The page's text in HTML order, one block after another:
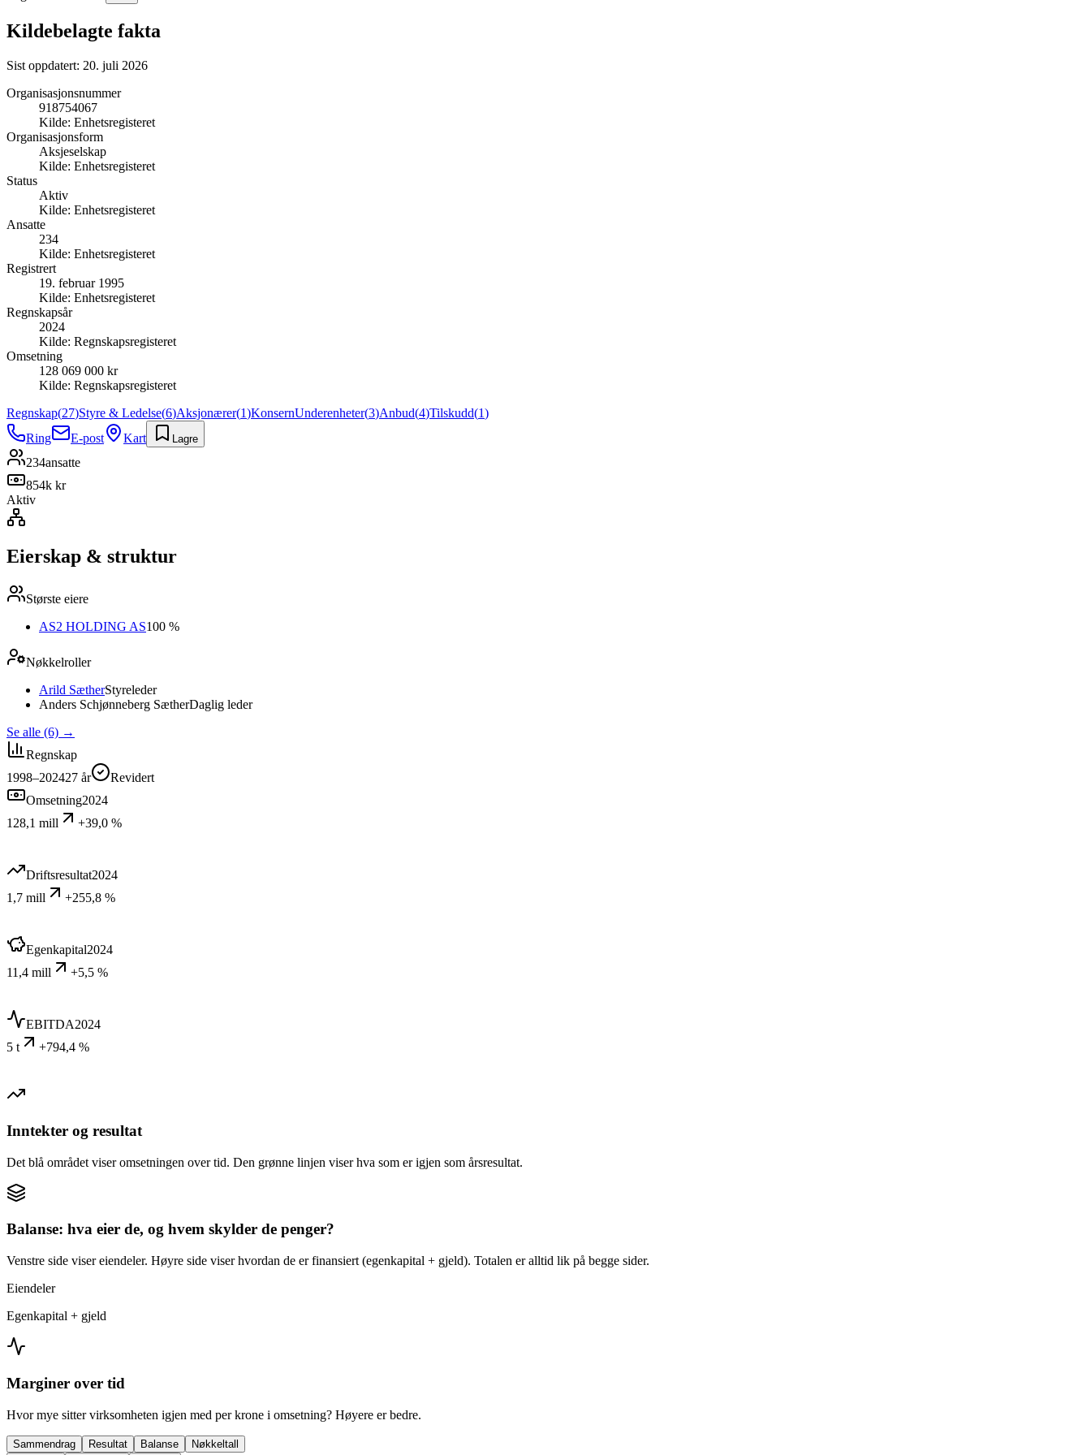
Kildebelagte fakta
Sist oppdatert: 20. juli 2026
Organisasjonsnummer
918754067
Kilde: Enhetsregisteret
Organisasjonsform
Aksjeselskap
Kilde: Enhetsregisteret
Status
Aktiv
Kilde: Enhetsregisteret
Ansatte
234
Kilde: Enhetsregisteret
Registrert
19. februar 1995
Kilde: Enhetsregisteret
Regnskapsår
2024
Kilde: Regnskapsregisteret
Omsetning
128 069 000 kr
Kilde: Regnskapsregisteret
Regnskap(27)Styre & Ledelse(6)Aksjonærer(1)KonsernUnderenheter(3)Anbud(4)Tilskudd(1)
Ring
E-post Kart Lagre
234ansatte
854k kr
Aktiv
Eierskap & struktur
Største eiere
AS2 HOLDING AS100 %
Nøkkelroller
Arild SætherStyreleder
Anders Schjønneberg SætherDaglig leder
Se alle (6) →
Regnskap
1998–202427 år
Revidert
Omsetning2024
128,1 mill
+39,0 %
Driftsresultat2024
1,7 mill
+255,8 %
Egenkapital2024
11,4 mill
+5,5 %
EBITDA2024
5 t
+794,4 %
Inntekter og resultat
Det blå området viser omsetningen over tid. Den grønne linjen viser hva som er igjen som årsresultat.
Balanse: hva eier de, og hvem skylder de penger?
Venstre side viser eiendeler. Høyre side viser hvordan de er finansiert (egenkapital + gjeld). Totalen er alltid lik på begge sider.
Eiendeler
Egenkapital + gjeld
Marginer over tid
Hvor mye sitter virksomheten igjen med per krone i omsetning? Høyere er bedre.
Sammendrag Resultat Balanse
Nøkkeltall